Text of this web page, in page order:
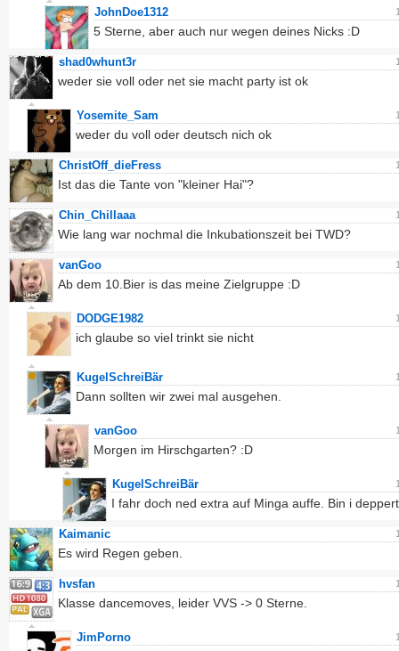
JohnDoe1312
5 Sterne, aber auch nur wegen deines Nicks :D
shad0whunt3r
weder sie voll oder net sie macht party ist ok
Yosemite_Sam
weder du voll oder deutsch nich ok
ChristOff_dieFress
Ist das die Tante von "kleiner Hai"?
Chin_Chillaaa
Wie lang war nochmal die Inkubationszeit bei TWD?
vanGoo
Ab dem 10.Bier is das meine Zielgruppe :D
DODGE1982
ich glaube so viel trinkt sie nicht
KugelSchreiBär
Dann sollten wir zwei mal ausgehen.
vanGoo
Morgen im Hirschgarten? :D
KugelSchreiBär
I fahr doch ned extra auf Minga auffe. Bin i
Kaimanic
Es wird Regen geben.
hvsfan
Klasse dancemoves, leider VVS -> 0 Sterne.
JimPorno